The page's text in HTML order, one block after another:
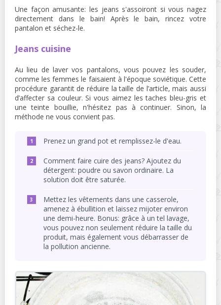
Une façon amusante: les jeans s'assoiront si vous nagez
directement dans le bain! Après le bain, rincez votre
pantalon et séchez-le.
Jeans cuisine
Au lieu de laver vos pantalons, vous pouvez les souder,
comme les femmes le faisaient à l'époque soviétique. Cette
procédure garantit de réduire la taille de l’article, mais aussi
d’affecter sa couleur. Si vous aimez les taches bleu-gris et
une teinte bouillie, n'hésitez pas à continuer. Sinon, la
méthode ne vous convient pas.
Prenez un grand pot et remplissez-le d'eau.
Comment faire cuire des jeans? Ajoutez du
détergent: poudre ou savon ordinaire. La
solution doit être saturée.
Mettez les vêtements dans une casserole,
amenez à ébullition et laissez mijoter environ
une demi-heure. Bonus: grâce à un tel lavage,
vous pouvez non seulement réduire la taille du
produit, mais également vous débarrasser de
la pollution ancienne.